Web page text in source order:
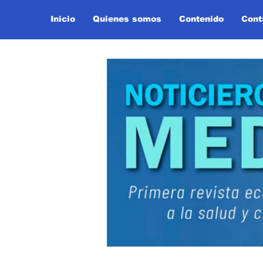
Inicio Quienes somos Contenido